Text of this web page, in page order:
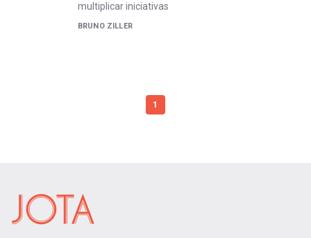
multiplicar iniciativas
BRUNO ZILLER
1